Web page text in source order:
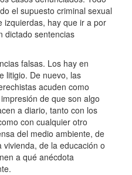
el supuesto criminal sexual
izquierdas, hay que ir a por
dictado sentencias
falsas. Los hay en
litigio. De nuevo, las
acuden como
de que son algo
a diario, tanto con los
con cualquier otro
del medio ambiente, de
de la educación o
a qué anécdota